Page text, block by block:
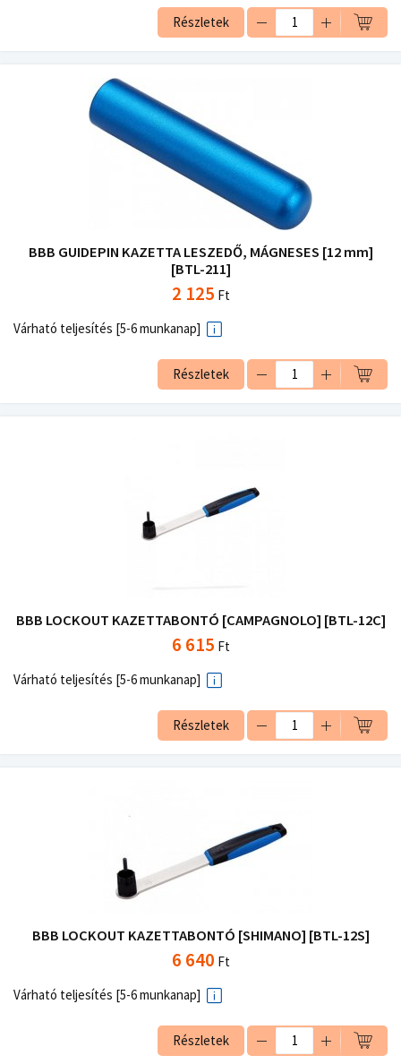
Részletek
BBB GUIDEPIN KAZETTA LESZEDŐ, MÁGNESES [12 mm]
[BTL-211]
2 125 Ft
Várható teljesítés [5-6 munkanap]
Részletek
BBB LOCKOUT KAZETTABONTÓ [CAMPAGNOLO] [BTL-12C]
6 615 Ft
Várható teljesítés [5-6 munkanap]
Részletek
BBB LOCKOUT KAZETTABONTÓ [SHIMANO] [BTL-12S]
6 640 Ft
Várható teljesítés [5-6 munkanap]
Részletek